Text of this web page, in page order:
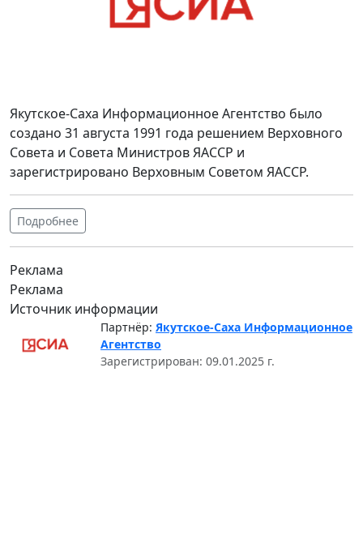
Якутское-Саха Информационное Агентство было
создано 31 августа 1991 года решением Верховного
Совета и Совета Министров ЯАССР и
зарегистрировано Верховным Советом ЯАССР.
Подробнее
Реклама
Реклама
Источник информации
Партнёр: Якутское-Саха Информационное
Агентство
Зарегистрирован: 09.01.2025 г.